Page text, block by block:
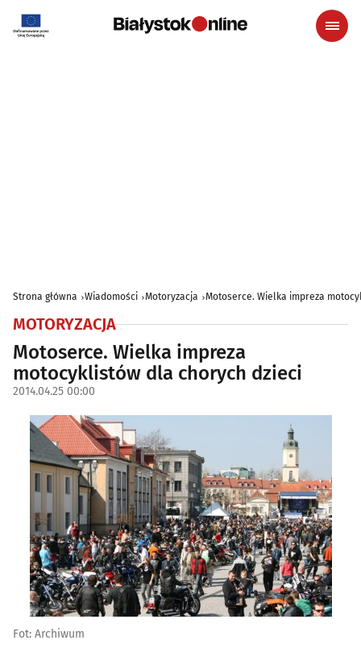
Strona główna Wiadomości Motoryzacja Motoserce. Wielka impreza
MOTORYZACJA
Motoserce. Wielka impreza
motocyklistów dla chorych dzieci
2014.04.25 00:00
Fot: Archiwum